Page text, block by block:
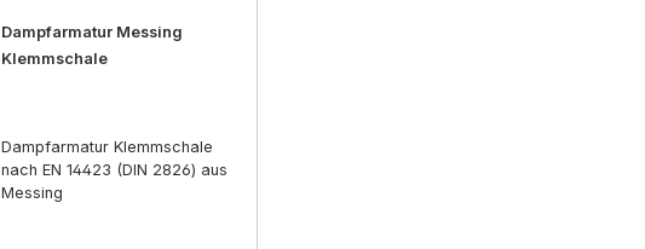
Dampfarmatur Messing
Klemmschale
Dampfarmatur Klemmschale
nach EN 14423 (DIN 2826) aus
Messing